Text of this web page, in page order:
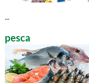
...
pesca